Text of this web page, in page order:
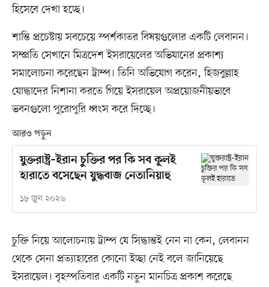
হিসেবে দেখা হচ্ছে।
শান্তি প্রচেষ্টায় সবচেয়ে স্পর্শকাতর বিষয়গুলোর একটি লেবানন।
সম্প্রতি সেখানে মিত্রদেশ ইসরায়েলের অভিযানের প্রকাশ্য
সমালোচনা করেছেন ট্রাম্প। তিনি অভিযোগ করেন, হিজবুল্লাহ
যোদ্ধাদের নিশানা করতে গিয়ে ইসরায়েল অপ্রয়োজনীয়ভাবে
ভবনগুলো পুরোপুরি ধ্বংস করে দিচ্ছে।
আরও পড়ুন
যুক্তরাষ্ট্র–ইরান চুক্তির পর কি সব কূলই
হারাতে বসেছেন যুদ্ধবাজ নেতানিয়াহু
১৮ জুন ২০২৬
চুক্তি নিয়ে আলোচনায় ট্রাম্প যে সিদ্ধান্তই নেন না কেন, লেবানন
থেকে সেনা প্রত্যাহারের কোনো ইচ্ছা নেই বলে জানিয়েছে
ইসরায়েল। বৃহস্পতিবার একটি নতুন মানচিত্র প্রকাশ করেছে